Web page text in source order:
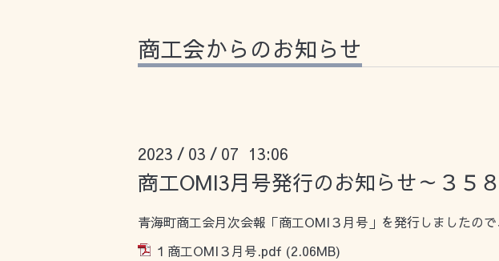
商工会からのお知らせ
2023 / 03 / 07 13:06
商工OMI3月号発行のお知らせ～３５
青海町商工会月次会報「商工OMI３月号」を発行しましたので
１商工OMI３月号.pdf (2.06MB)